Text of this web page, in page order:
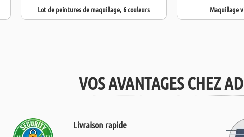
Lot de peintures de maquillage, 6 couleurs Maquillage
VOS AVANTAGES CHEZ
Livraison rapide